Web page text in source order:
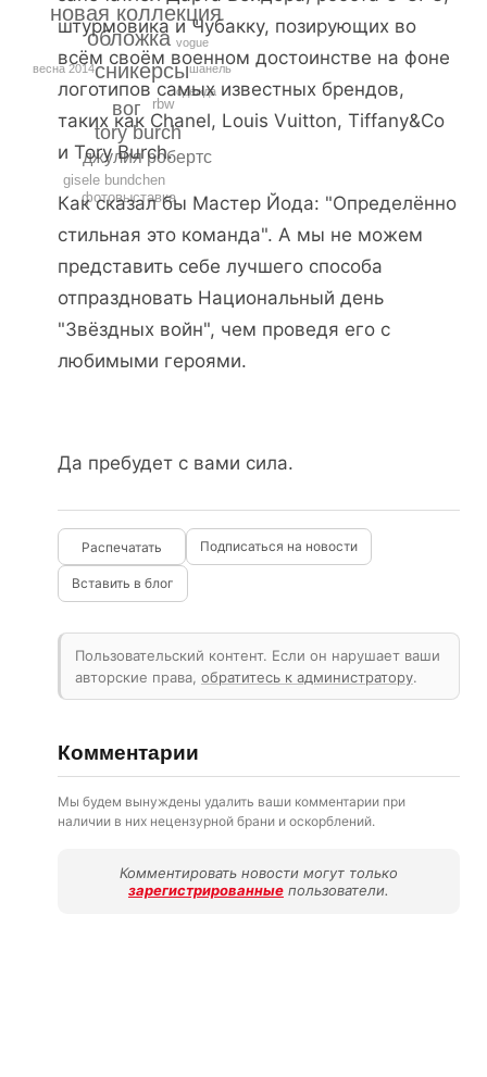
новая коллекция
обложка
сникерсы
вог
tory burch
джулия робертс
rbw
gisele bundchen
фотовыставка
одежда
шанель
весна 2014
vogue
штурмовика и Чубакку, позирующих во
всём своём военном достоинстве на фоне
логотипов самых известных брендов,
таких как Chanel, Louis Vuitton, Tiffany&Cо
и Tory Burch.
Как сказал бы Мастер Йода: "Определённо
стильная это команда". А мы не можем
представить себе лучшего способа
отпраздновать Национальный день
"Звёздных войн", чем проведя его с
любимыми героями.
Да пребудет с вами сила.
Подписаться на новости
Вставить в блог
Пользовательский контент. Если он нарушает ваши
авторские права, обратитесь к администратору.
Комментарии
Мы будем вынуждены удалить ваши комментарии при
наличии в них нецензурной брани и оскорблений.
Комментировать новости могут только
зарегистрированныепользователи.